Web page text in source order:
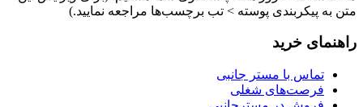
متن به پیکربندی پوسته > تب برچسب‌ها مراجعه نمایید.)
راهنمای خرید
تماس با مستر جانبی
فرصت‌های شغلی